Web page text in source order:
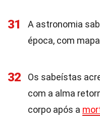
31
A astronomia
época, com
32
Os sabeístas
com a alma
corpo após a